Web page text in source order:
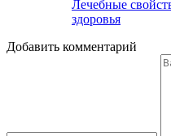
Лечебные
здоровья
Добавить комментарий